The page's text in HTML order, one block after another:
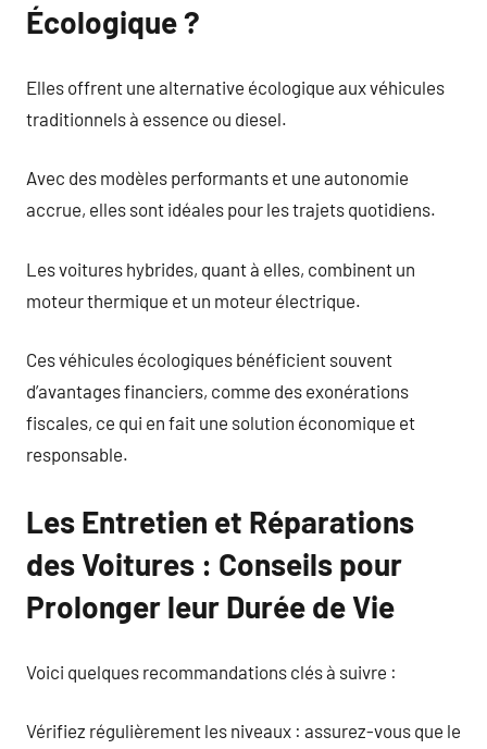
Écologique ?
Elles offrent une alternative écologique aux véhicules
traditionnels à essence ou diesel.
Avec des modèles performants et une autonomie
accrue, elles sont idéales pour les trajets quotidiens.
Les voitures hybrides, quant à elles, combinent un
moteur thermique et un moteur électrique.
Ces véhicules écologiques bénéficient souvent
d’avantages financiers, comme des exonérations
fiscales, ce qui en fait une solution économique et
responsable.
Les Entretien et Réparations
des Voitures : Conseils pour
Prolonger leur Durée de Vie
Voici quelques recommandations clés à suivre :
Vérifiez régulièrement les niveaux : assurez-vous que le